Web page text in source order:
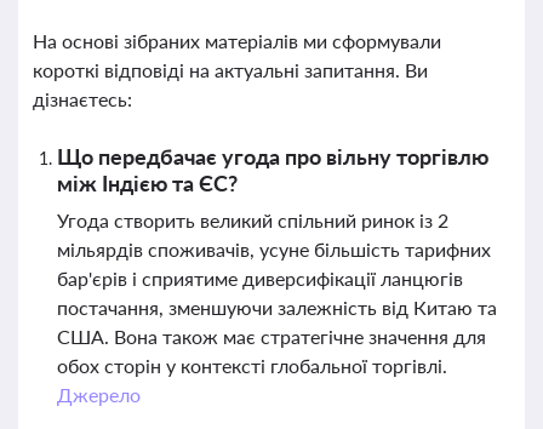
На основі зібраних матеріалів ми сформували
короткі відповіді на актуальні запитання. Ви
дізнаєтесь:
Що передбачає угода про вільну торгівлю
між Індією та ЄС?
Угода створить великий спільний ринок із 2
мільярдів споживачів, усуне більшість тарифних
бар'єрів і сприятиме диверсифікації ланцюгів
постачання, зменшуючи залежність від Китаю та
США. Вона також має стратегічне значення для
обох сторін у контексті глобальної торгівлі.
Джерело